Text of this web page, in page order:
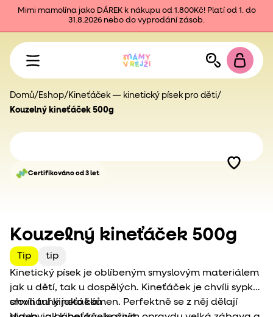
Mimi mamolína jako DÁREK k nákupu od 1.800Kč! Platí od 1. do
31.8.2026 nebo do vyprodání zásob.
Domů/ Eshop/ Kineťáček — kinetický písek pro děti/
Kouzelný kineťáček 500g
Certifikováno od 3 let
Kouzelný kineťáček 500g
Tip
tip
Kinetický písek je oblíbeným smyslovým materiálem
jak u dětí, tak u dospělých. Kineťáček je chvíli sypký,
chvíli tuhý jako kámen. Perfektně se z něj dělají
srovnání kineťáčků